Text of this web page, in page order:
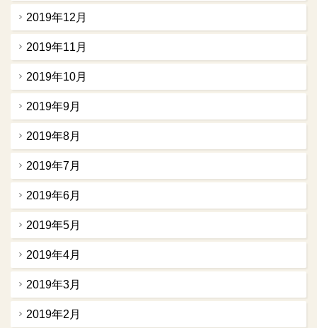
2019年12月
2019年11月
2019年10月
2019年9月
2019年8月
2019年7月
2019年6月
2019年5月
2019年4月
2019年3月
2019年2月